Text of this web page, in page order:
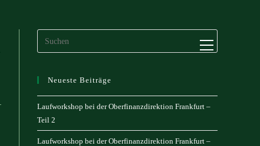
Website-
Neueste Beiträge
Laufworkshop bei der Oberfinanzdirektion Frankfurt –
Teil 2
Laufworkshop bei der Oberfinanzdirektion Frankfurt –